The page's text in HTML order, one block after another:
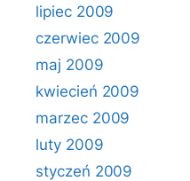
lipiec 2009
czerwiec 2009
maj 2009
kwiecień 2009
marzec 2009
luty 2009
styczeń 2009